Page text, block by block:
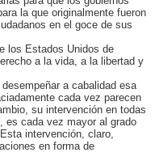
la que originalmente fueron
en el goce de sus
los Estados Unidos de
a la vida, a la libertad y
a cabalidad esa
cada vez parecen
su intervención en todas
es cada vez mayor al grado
intervención, claro,
en forma de